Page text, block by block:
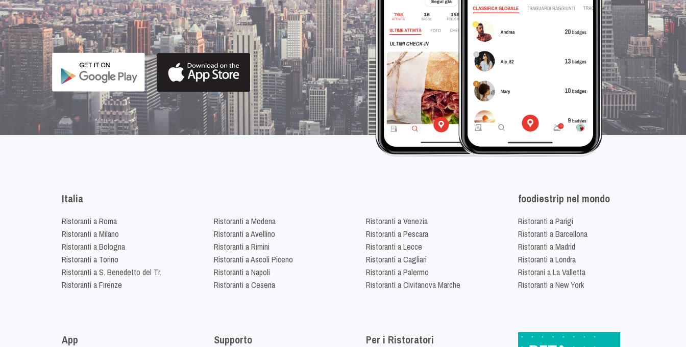
Italia
Ristoranti a Roma
Ristoranti a Milano
Ristoranti a Bologna
Ristoranti a Torino
Ristoranti a S. Benedetto del Tr.
Ristoranti a Firenze
Ristoranti a Modena
Ristoranti a Avellino
Ristoranti a Rimini
Ristoranti a Ascoli Piceno
Ristoranti a Napoli
Ristoranti a Cesena
Ristoranti a Venezia
Ristoranti a Pescara
Ristoranti a Lecce
Ristoranti a Cagliari
Ristoranti a Palermo
Ristoranti a Civitanova Marche
foodiestrip nel mondo
Ristoranti a Parigi
Ristoranti a Barcellona
Ristoranti a Madrid
Ristoranti a Londra
Ristorani a La Valletta
Ristoranti a New York
App Supporto Per i Ristoratori